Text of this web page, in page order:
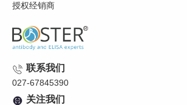
授权经销商
联系我们
027-67845390
关注我们